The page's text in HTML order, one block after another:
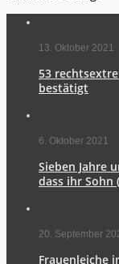
13. Oktober 2021
53
bestätigt
6. Oktober 2021
Sieben Jahre
dass ihr Sohn
20. September
Frauenleiche